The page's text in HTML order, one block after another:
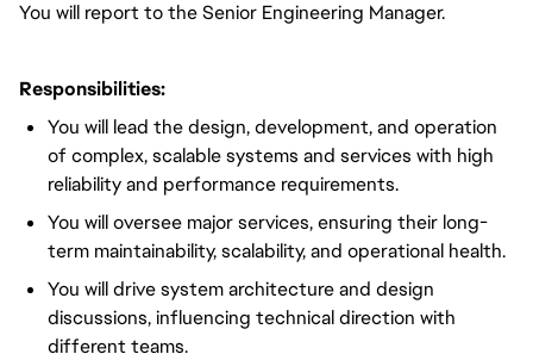
You will report to the Senior Engineering Manager.
Responsibilities:
You will lead the design, development, and operation
of complex, scalable systems and services with high
reliability and performance requirements.
You will oversee major services, ensuring their long-
term maintainability, scalability, and operational health.
You will drive system architecture and design
discussions, influencing technical direction with
different teams.